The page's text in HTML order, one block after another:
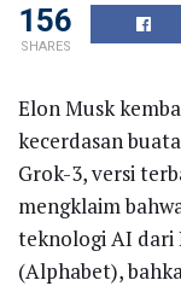
156
SHARES
Elon Musk
kecerdasan
Grok-3, versi
mengklaim
teknologi AI dari
(Alphabet),